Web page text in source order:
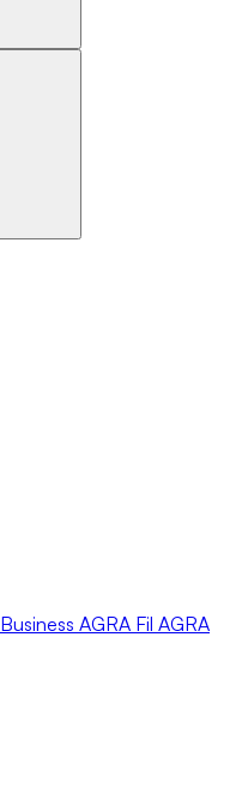
Business AGRA Fil AGRA